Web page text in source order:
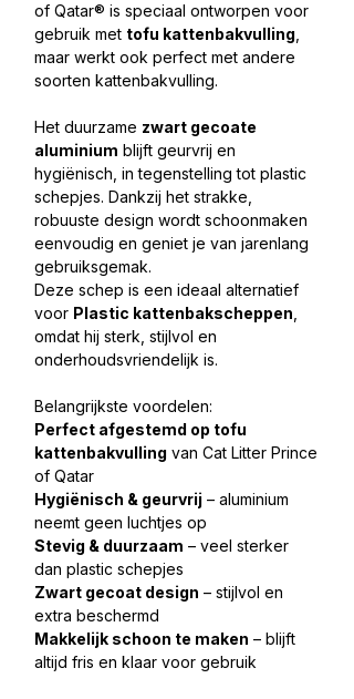
of Qatar® is speciaal ontworpen voor
gebruik met tofu kattenbakvulling
maar werkt ook perfect met andere
soorten kattenbakvulling.
Het duurzame zwart gecoate
aluminium blijft geurvrij en
hygiënisch, in tegenstelling tot plastic
schepjes. Dankzij het strakke,
robuuste design wordt schoonmaken
eenvoudig en geniet je van jarenlang
gebruiksgemak.
Deze schep is een ideaal alternatief
voor Plastic kattenbakscheppen
omdat hij sterk, stijlvol en
onderhoudsvriendelijk is.
Belangrijkste voordelen:
Perfect afgestemd op tofu
kattenbakvulling van Cat Litter Prince
of Qatar
Hygiënisch & geurvrij – aluminium
neemt geen luchtjes op
Stevig & duurzaam – veel sterker
dan plastic schepjes
Zwart gecoat design – stijlvol en
extra beschermd
Makkelijk schoon te maken – blijft
altijd fris en klaar voor gebruik